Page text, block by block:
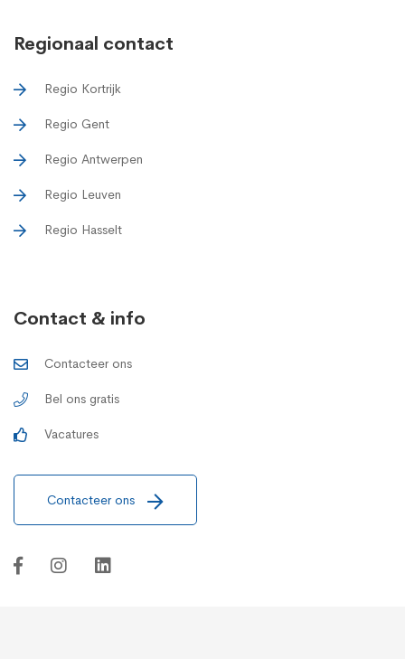
Regionaal contact
Regio Kortrijk
Regio Gent
Regio Antwerpen
Regio Leuven
Regio Hasselt
Contact & info
Contacteer ons
Bel ons gratis
Vacatures
Contacteer ons